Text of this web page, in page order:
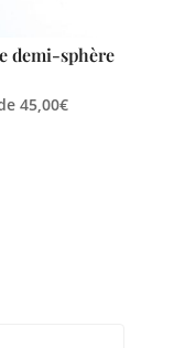
demi-sphère
45,00€